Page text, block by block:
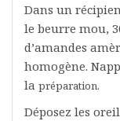
Dans un
le beurre mou,
d’amandes
homogène.
la préparation.
Déposez les